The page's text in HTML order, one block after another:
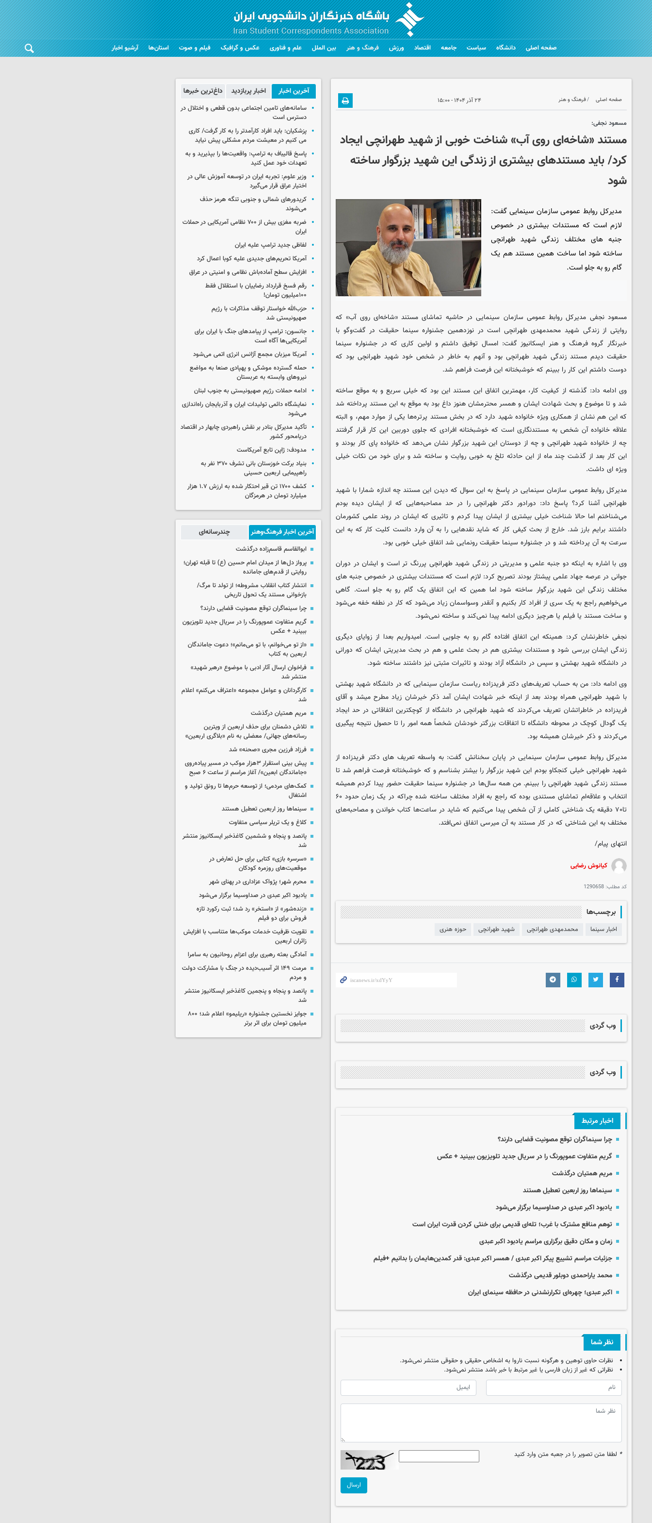
صفحه اصلی دانشگاه سیاست جامعه اقتصاد ورزش فرهنگ و هنر بین الملل علم و فناوری عکس و گرافیک فیلم و صوت استان‌ها آرشیو اخبار
صفحه اصلی فرهنگ و هنر ۲۴ آذر ۱۴۰۴ - ۱۵:۰۰
مسعود نجفی:
مستند «شاخه‌ای روی آب» شناخت خوبی از شهید طهرانچی ایجاد
کرد/ باید مستندهای بیشتری از زندگی این شهید بزرگوار ساخته
شود
مدیرکل روابط عمومی سازمان سینمایی گفت:
لازم است که مستندات بیشتری در خصوص
جنبه های مختلف زندگی شهید طهرانچی
ساخته شود اما ساخت همین مستند هم یک
گام رو به جلو است.
مسعود نجفی مدیرکل روابط عمومی سازمان سینمایی در حاشیه تماشای مستند «شاخه‌ای روی آب» که
روایتی از زندگی شهید محمدمهدی طهرانچی است در نوزدهمین جشنواره سینما حقیقت در گفت‌وگو با
خبرنگار گروه فرهنگ و هنر ایسکانیوزگفت: امسال توفیق داشتم و اولین کاری که در جشنواره سینما
حقیقت دیدم مستند زندگی شهید طهرانچی بود و آنهم به خاطر در شخص خود شهید طهرانچی بود که
دوست داشتم این کار را ببینم که خوشبختانه این فرصت فراهم شد.
وی ادامه داد: گذشته از کیفیت کار، مهمترین اتفاق این مستند این بود که خیلی سریع و به موقع ساخته
شد و تا موضوع و بحث شهادت ایشان و همسر محترمشان هنوز داغ بود به موقع به این مستند پرداخته شد
که این هم نشان از همکاری ویژه خانواده شهید دارد که در بخش مستند پرتره‌ها یکی از موارد مهم، و البته
علاقه خانواده آن شخص به مستندنگاری است که خوشبختانه افرادی که جلوی دوربین این کار قرار گرفتند
چه از خانواده شهید طهرانچی و چه از دوستان این شهید بزرگوار نشان می‌دهد که خانواده پای کار بودند و
این کار بعد از گذشت چند ماه از این حادثه تلخ به خوبی روایت و ساخته شد و برای خود من نکات خیلی
ویژه ای داشت.
مدیرکل روابط عمومی سازمان سینمایی در پاسخ به این سوال که دیدن این مستند چه اندازه شمارا با شهید
طهرانچی آشنا کرد؟ پاسخ داد: دورادور دکتر طهرانچی را در حد مصاحبه‌هایی که از ایشان دیده بودم
می‌شناختم اما حالا شناخت خیلی بیشتری از ایشان پیدا کردم و تاثیری که ایشان در روند علمی کشورمان
داشتند برایم بارز شد. خارج از بحث کیفی کار که شاید نقدهایی را به آن وارد دانست کلیت کار که به این
سرعت به آن پرداخته شد و در جشنواره سینما حقیقت رونمایی شد اتفاق خیلی خوبی بود.
وی با اشاره به اینکه دو جنبه علمی و مدیریتی در زندگی شهید طهرانچی پررنگ تر است و ایشان در دوران
جوانی در عرصه جهاد علمی پیشتاز بودند تصریح کرد: لازم است که مستندات بیشتری در خصوص جنبه های
مختلف زندگی این شهید بزرگوار ساخته شود اما همین که این اتفاق یک گام رو به جلو است. گاهی
می‌خواهیم راجع به یک سری از افراد کار بکنیم و آنقدر وسواسمان زیاد می‌شود که کار در نطفه خفه می‌شود
و ساخت مستند یا فیلم یا هرچیز دیگری ادامه پیدا نمی‌کند و ساخته نمی‌شود.
نجفی خاطرنشان کرد: همینکه این اتفاق افتاده گام رو به جلویی است. امیدواریم بعدا از زوایای دیگری
زندگی ایشان بررسی شود و مستندات بیشتری هم در بحث علمی و هم در بحث مدیریتی ایشان که دورانی
در دانشگاه شهید بهشتی و سپس در دانشگاه آزاد بودند و تاثیرات مثبتی نیز داشتند ساخته شود.
وی ادامه داد: من به حساب تعریف‌های دکتر فریدزاده ریاست سازمان سینمایی که در دانشگاه شهید بهشتی
با شهید طهرانچی همراه بودند بعد از اینکه خبر شهادت ایشان آمد ذکر خیرشان زیاد مطرح میشد و آقای
فریدزاده در خاطراتشان تعریف می‌کردند که شهید طهرانچی در دانشگاه از کوچکترین اتفاقاتی در حد ایجاد
یک گودال کوچک در محوطه دانشگاه تا اتفاقات بزرگتر خودشان شخصاً همه امور را تا حصول نتیجه پیگیری
می‌کردند و ذکر خیرشان همیشه بود.
مدیرکل روابط عمومی سازمان سینمایی در پایان سخنانش گفت: به واسطه تعریف های دکتر فریدزاده از
شهید طهرانچی خیلی کنجکاو بودم این شهید بزرگوار را بیشتر بشناسم و که خوشبختانه فرصت فراهم شد تا
مستند زندگی شهید طهرانچی را ببینم. من همه سال‌ها در جشنواره سینما حقیقت حضور پیدا کردم همیشه
انتخاب و علاقه‌ام تماشای مستندی بوده که راجع به افراد مختلف ساخته شده چراکه در یک زمان حدود ۶۰
تا۷۰ دقیقه یک شناختی کاملی از آن شخص پیدا می‌کنیم که شاید در ساعت‌ها کتاب خواندن و مصاحبه‌های
مختلف به این شناختی که در کار مستند به آن میرسی اتفاق نمی‌افتد.
انتهای پیام/
کیانوش رضایی
کد مطلب: 1290658
برچسب‌ها
اخبار سینما محمدمهدی طهرانچی شهید طهرانچی حوزه هنری
وب گردی
وب گردی
اخبار مرتبط
چرا سینماگران توقع مصونیت قضایی دارند؟
گریم متفاوت عموپورنگ را در سریال جدید تلویزیون ببینید + عکس
مریم همتیان درگذشت
سینماها روز اربعین تعطیل هستند
یادبود اکبر عبدی در صداوسیما برگزار می‌شود
توهم منافع مشترک با غرب؛ تله‌ای قدیمی برای خنثی کردن قدرت ایران است
زمان و مکان دقیق برگزاری مراسم یادبود اکبر عبدی
جزئیات مراسم تشییع پیکر اکبر عبدی / همسر اکبر عبدی: قدر کمدین‌هایمان را بدانیم +فیلم
محمد یاراحمدی دوبلور قدیمی درگذشت
اکبر عبدی؛ چهره‌ای تکرارنشدنی در حافظه سینمای ایران
نظر شما
نظرات حاوی توهین و هرگونه نسبت ناروا به اشخاص حقیقی و حقوقی منتشر نمی‌شود.
نظراتی که غیر از زبان فارسی یا غیر مرتبط با خبر باشد منتشر نمی‌شود.
* لطفا متن تصویر را در جعبه متن وارد کنید
ارسال
آخرین اخبار اخبار پربازدید داغ‌ترین خبرها
سامانه‌های تامین اجتماعی بدون قطعی و اختلال در
دسترس است
پزشکیان: باید افراد کارآمدتر را به کار گرفت/ کاری
می کنیم در معیشت مردم مشکلی پیش نیاید
پاسخ قالیباف به ترامپ: واقعیت‌ها را بپذیرید و به
تعهدات خود عمل کنید
وزیر علوم: تجربه ایران در توسعه آموزش عالی در
اختیار عراق قرار می‌گیرد
کریدورهای شمالی و جنوبی تنگه هرمز حذف
می‌شوند
ضربه مغزی بیش از ۷۰۰ نظامی آمریکایی در حملات
ایران
لفاظی جدید ترامپ علیه ایران
آمریکا تحریم‌های جدیدی علیه کوبا اعمال کرد
افزایش سطح آماده‌باش نظامی و امنیتی در عراق
رقم فسخ قرارداد رضاییان با استقلال فقط
۱۰۰میلیون تومان!
حزب‌الله خواستار توقف مذاکرات با رژیم
صهیونیستی شد
جانسون: ترامپ از پیامدهای جنگ با ایران برای
آمریکایی‌ها آگاه است
آمریکا میزبان مجمع آژانس انرژی اتمی می‌شود
حمله گسترده موشکی و پهپادی صنعا به مواضع
نیروهای وابسته به عربستان
ادامه حملات رژیم صهیونیستی به جنوب لبنان
نمایشگاه دائمی تولیدات ایران و آذربایجان راه‌اندازی
می‌شود
تأکید مدیرکل بنادر بر نقش راهبردی چابهار در اقتصاد
دریامحور کشور
مدودف: ژاپن تابع آمریکاست
بنیاد برکت خوزستان بانی تشرف ۳۷۰ نفر به
راهپیمایی اربعین حسینی
کشف ۱۷۰۰ تن قیر احتکار شده به ارزش ۱.۷ هزار
میلیارد تومان در هرمزگان
آخرین اخبار فرهنگ‌وهنر چندرسانه‌ای
ابوالقاسم قاسم‌زاده درگذشت
پرواز دل‌ها از میدان امام حسین (ع) تا قبله تهران؛
روایتی از قدم‌های جامانده
انتشار کتاب انقلاب مشروطه؛ از تولد تا مرگ/
بازخوانی مستند یک تحول تاریخی
چرا سینماگران توقع مصونیت قضایی دارند؟
گریم متفاوت عموپورنگ را در سریال جدید تلویزیون
ببینید + عکس
«از تو می‌خوانم، با تو می‌مانم»؛ دعوت جاماندگان
اربعین به کتاب
فراخوان ارسال آثار ادبی با موضوع «رهبر شهید»
منتشر شد
کارگردانان و عوامل مجموعه «اعتراف می‌کنم» اعلام
شد
مریم همتیان درگذشت
تلاش دشمنان برای حذف اربعین از ویترین
رسانه‌های جهانی/ معضلی به نام «بلاگری اربعین»
فرزاد فرزین مجری «صحنه» شد
پیش بینی استقرار ۳هزار موکب در مسیر پیاده‌روی
«جاماندگان ابعین»/ آغاز مراسم از ساعت ۶ صبح
کمک‌های مردمی؛ از توسعه حرم‌ها تا رونق تولید و
اشتغال
سینماها روز اربعین تعطیل هستند
کلاغ و یک تریلر سیاسی متفاوت
پانصد و پنجاه و ششمین کاغذخبر ایسکانیوز منتشر
شد
«سرسره بازی» کتابی برای حل تعارض در
موقعیت‌های روزمره کودکان
محرم شهر؛ پژواک عزاداری در پهنای شهر
یادبود اکبر عبدی در صداوسیما برگزار می‌شود
«زنده‌شور» از «استخر» رد شد؛ ثبت رکورد تازه
فروش برای دو فیلم
تقویت ظرفیت خدمات موکب‌ها متناسب با افزایش
زائران اربعین
آمادگی بعثه رهبری برای اعزام روحانیون به سامرا
مرمت ۱۴۹ اثر آسیب‌دیده در جنگ با مشارکت دولت
و مردم
پانصد و پنجاه و پنجمین کاغذخبر ایسکانیوز منتشر
شد
جوایز نخستین جشنواره «ریلیمو» اعلام شد؛ ۸۰۰
میلیون تومان برای اثر برتر